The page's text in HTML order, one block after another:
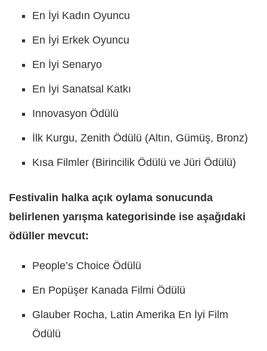
En İyi Kadın Oyuncu
En İyi Erkek Oyuncu
En İyi Senaryo
En İyi Sanatsal Katkı
Innovasyon Ödülü
İlk Kurgu, Zenith Ödülü (Altın, Gümüş, Bronz)
Kısa Filmler (Birincilik Ödülü ve Jüri Ödülü)
Festivalin halka açık oylama sonucunda
belirlenen yarışma kategorisinde ise aşağıdaki
ödüller mevcut:
People’s Choice Ödülü
En Popüşer Kanada Filmi Ödülü
Glauber Rocha, Latin Amerika En İyi Film
Ödülü